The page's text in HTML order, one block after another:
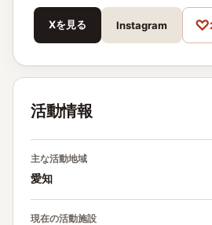
Xを見る Instagram ♡
活動情報
主な活動地域
愛知
現在の活動施設